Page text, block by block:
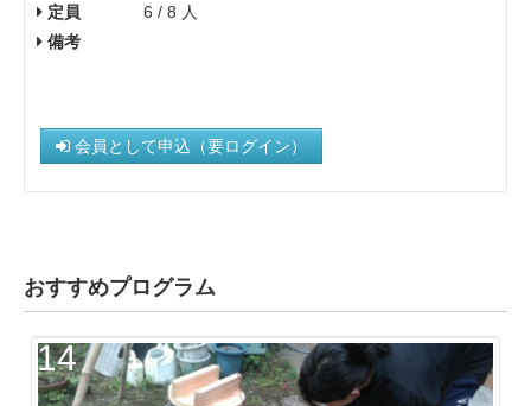
定員
6 / 8 人
備考
会員として申込（要ログイン）
おすすめプログラム
14